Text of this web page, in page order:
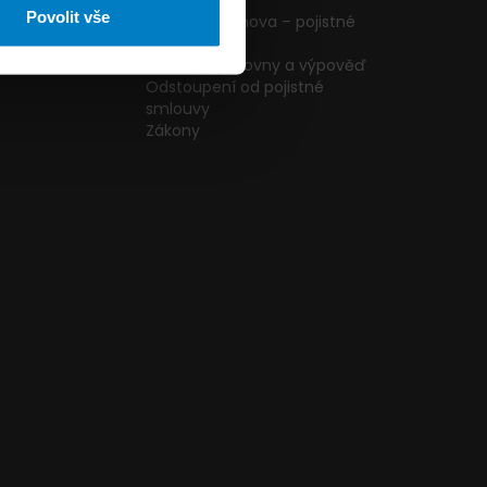
Povolit vše
Pojištění domova – pojistné
podmínky
Změna pojišťovny a výpověď
Odstoupení od pojistné
smlouvy
Zákony